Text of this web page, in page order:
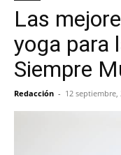
Las
yoga para
Siempre
Redacción - 12 septiembre,